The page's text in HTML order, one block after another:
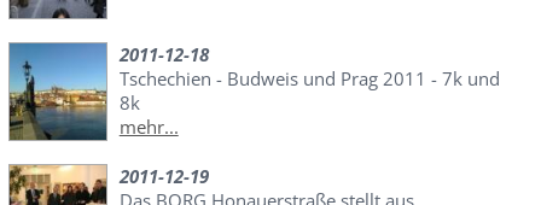
2011-12-18
Tschechien - Budweis und Prag 2011 - 7k und
8k
mehr...
2011-12-19
Das BORG Honauerstraße stellt aus